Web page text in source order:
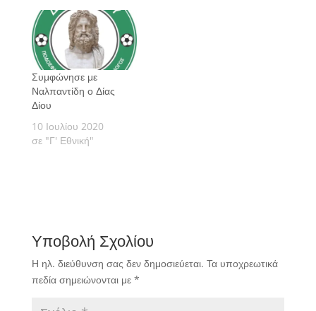
Συμφώνησε με
Ναλπαντίδη ο Δίας
Δίου
10 Ιουλίου 2020
σε "Γ' Εθνική"
Υποβολή Σχολίου
Η ηλ. διεύθυνση σας δεν δημοσιεύεται. Τα υποχρεωτικά
πεδία σημειώνονται με *